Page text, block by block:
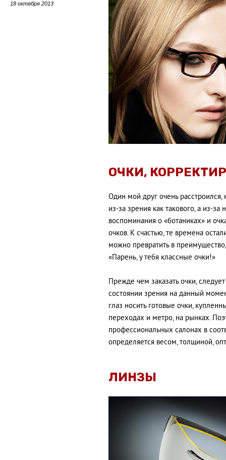
18 октября 2013
ОЧКИ,
Один мой друг очень расстроился,
из-за зрения как такового, а из-
воспоминания о «ботаниках» и
очков. К счастью, те времена
можно превратить в
«Парень, у тебя классные очки!»
Прежде чем заказать очки,
состоянии зрения на данный
глаз носить готовые очки,
переходах и метро, на рынках.
профессиональных салонах в
определяется весом, толщиной,
ЛИНЗЫ